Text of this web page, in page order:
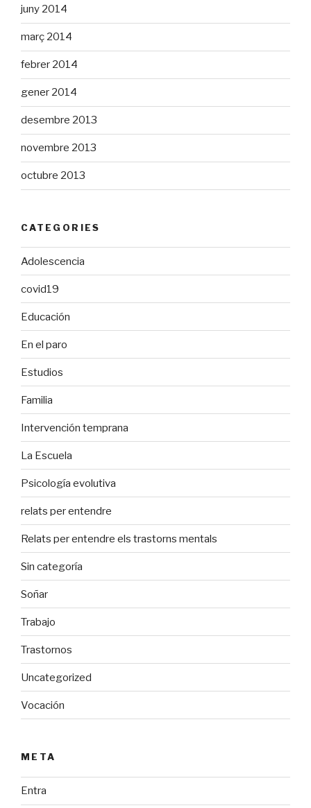
juny 2014
març 2014
febrer 2014
gener 2014
desembre 2013
novembre 2013
octubre 2013
CATEGORIES
Adolescencia
covid19
Educación
En el paro
Estudios
Familia
Intervención temprana
La Escuela
Psicología evolutiva
relats per entendre
Relats per entendre els trastorns mentals
Sin categoría
Soñar
Trabajo
Trastornos
Uncategorized
Vocación
META
Entra